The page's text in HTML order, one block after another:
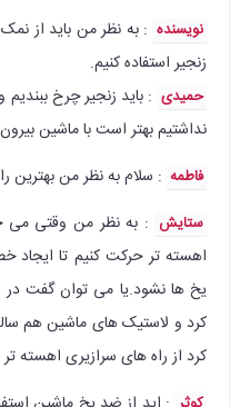
نویسنده : به نظر من باید از
زنجیر استفاده کنیم.
حمیدی : باید زنجیر چرخ
نداشتیم بهتر است با ماشین بیرون
فاطمه : سلام به نظر من
ستایش : به نظر من وقتی می
اهسته تر حرکت کنیم تا ایجاد
یخ ها نشود.یا می توان گفت در
کرد و لاستیک های ماشین هم
کرد از راه های سرازیری اهسته